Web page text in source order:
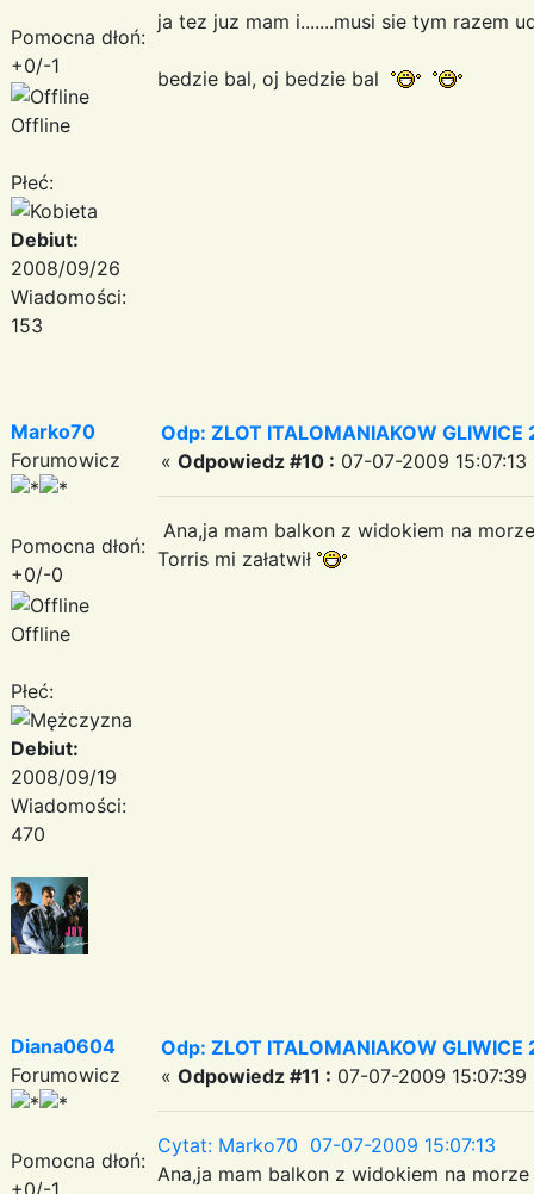
Pomocna dłoń:
+0/-1
Offline
Płeć:
Debiut:
2008/09/26
Wiadomości:
153
ja tez juz mam i.......musi sie tym razem
bedzie bal, oj bedzie bal
Marko70
Forumowicz
Pomocna dłoń:
+0/-0
Offline
Płeć:
Debiut:
2008/09/19
Wiadomości:
470
Odp: ZLOT ITALOMANIAKOW
« Odpowiedz #10 : 07-07-2009 15:07:13
Ana,ja mam balkon z widokiem na
Torris mi załatwił
Diana0604
Forumowicz
Pomocna dłoń:
+0/-1
Odp: ZLOT ITALOMANIAKOW
« Odpowiedz #11 : 07-07-2009 15:07:39
Cytat: Marko70 07-07-2009 15:07:13
Ana,ja mam balkon z widokiem na morze